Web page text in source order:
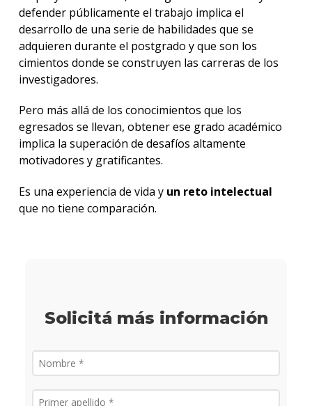
defender públicamente el trabajo implica el
desarrollo de una serie de habilidades que se
adquieren durante el postgrado y que son los
cimientos donde se construyen las carreras de los
investigadores.
Pero más allá de los conocimientos que los
egresados se llevan, obtener ese grado académico
implica la superación de desafíos altamente
motivadores y gratificantes.
Es una experiencia de vida y un reto intelectual
que no tiene comparación.
Solicitá más información